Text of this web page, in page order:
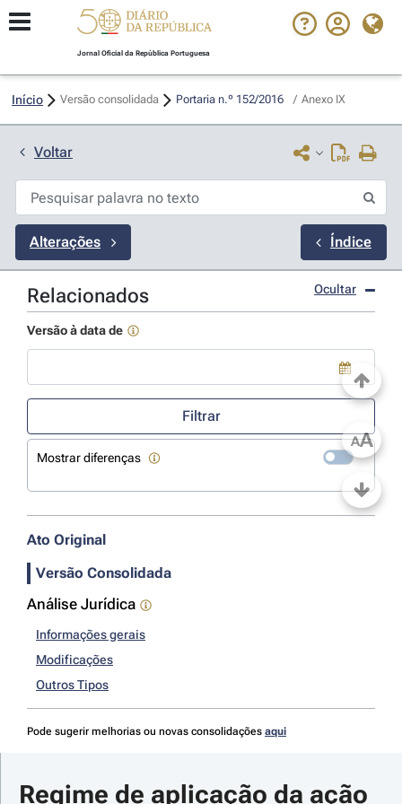
Jornal Oficial da República Portuguesa
Início Versão consolidada Portaria n.º 152/2016 / Anexo IX
Voltar
Alterações Índice
Relacionados Ocultar
Versão à data de
Use a tecla de seta para baixo para abrir o calendário; Use as
Filtrar
Mostrar diferenças
Ato Original
Versão Consolidada
Análise Jurídica
Informações gerais
Modificações
Outros Tipos
Pode sugerir melhorias ou novas consolidações aqui
Regime de aplicação da ação
AA